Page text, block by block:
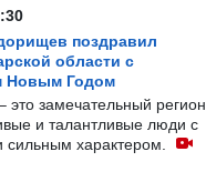
поздравил
области с
Новым Годом
это замечательный регион,
и талантливые люди с
характером.